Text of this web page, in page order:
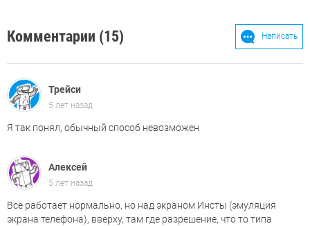
Комментарии (15) Написать
Трейси
5 лет назад
Я так понял, обычный способ невозможен
Алексей
5 лет назад
Все работает нормально, но над экраном Инсты (эмуляция
экрана телефона), вверху, там где разрешение, что то типа